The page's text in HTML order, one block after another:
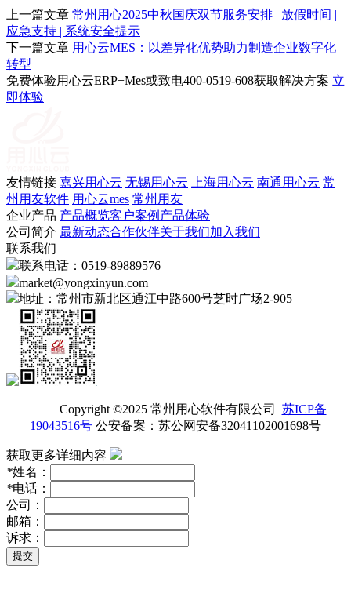
上一篇文章 常州用心2025中秋国庆双节服务安排 | 放假时间 |
应急支持 | 系统安全提示
下一篇文章 用心云MES：以差异化优势助力制造企业数字化
转型
免费体验用心云ERP+Mes或致电400-0519-608获取解决方案 立
即体验
友情链接 嘉兴用心云 无锡用心云 上海用心云 南通用心云 常
州用友软件 用心云mes 常州用友
企业产品 产品概览客户案例 产品体验
公司简介 最新动态合作伙伴关于我们加入我们
联系我们
联系电话：0519-89889576
market@yongxinyun.com
地址：常州市新北区通江中路600号芝时广场2-905
Copyright ©2025 常州用心软件有限公司 苏ICP备
19043516号 公安备案：苏公网安备32041102001698号
获取更多详细内容
*姓名：
*电话：
公司：
邮箱：
诉求：
提交